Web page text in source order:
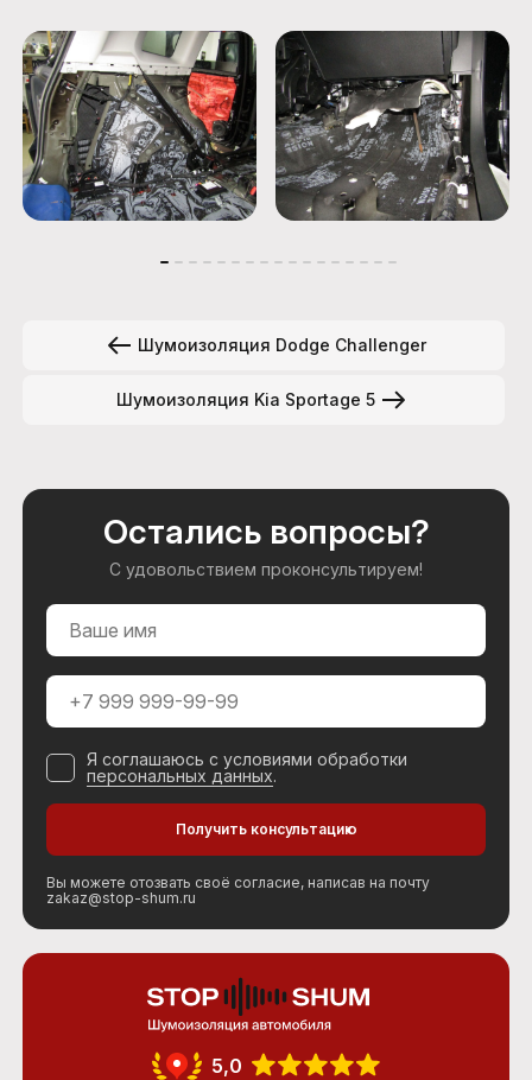
Шумоизоляция Dodge Challenger
Шумоизоляция Kia Sportage 5
Остались вопросы?
С удовольствием проконсультируем!
Я соглашаюсь с условиями обработки
персональных данных.
Вы можете отозвать своё согласие, написав на почту
zakaz@stop-shum.ru
5,0